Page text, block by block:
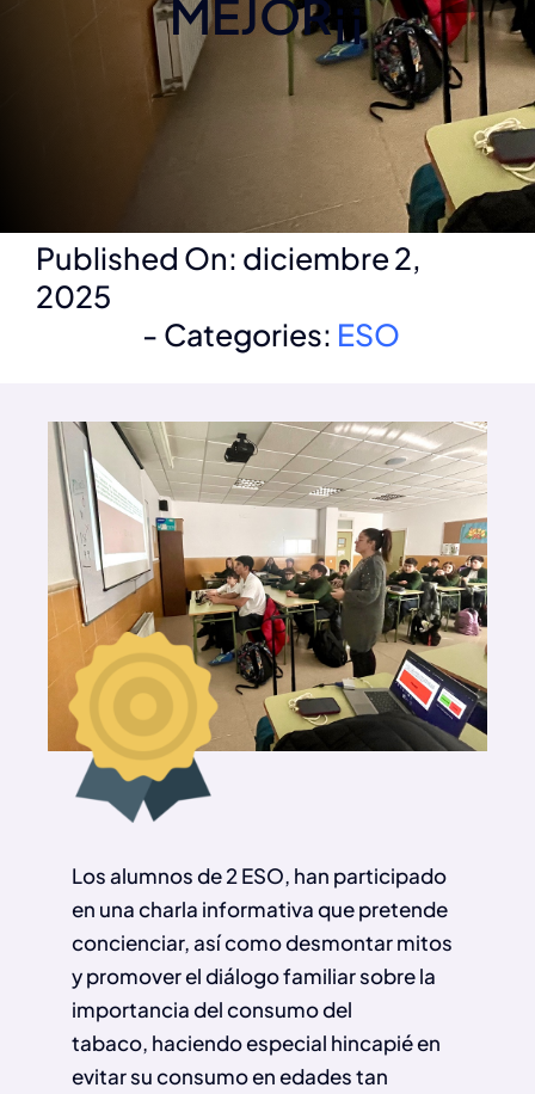
MEJOR¡¡
Published On: diciembre 2,
2025
- Categories: ESO
Los alumnos de 2 ESO, han participado
en una charla informativa que pretende
concienciar, así como desmontar mitos
y promover el diálogo familiar sobre la
importancia del consumo del
tabaco, haciendo especial hincapié en
evitar su consumo en edades tan